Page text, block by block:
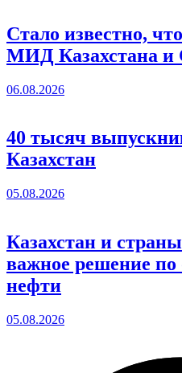
Стало известно,
МИД Казахстана
06.08.2026
40 тысяч
Казахстан
05.08.2026
Казахстан и
важное решение
нефти
05.08.2026